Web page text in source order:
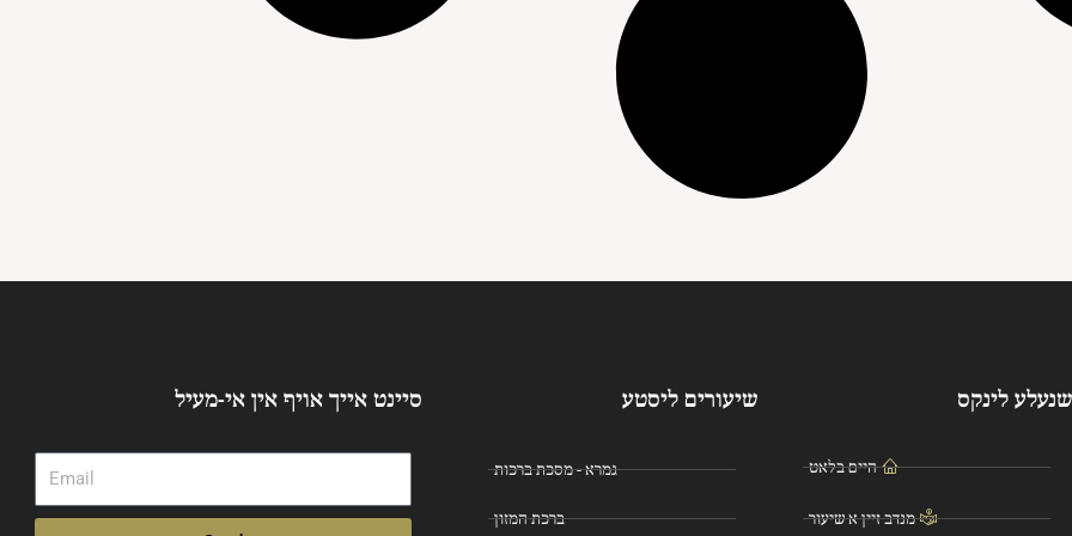
סיינט אייך אויף אין אי-מעיל
Email
שיעורים ליסטע
גמרא - מסכת ברכות
ברכת המזון
שנעלע לינקס
היים בלאט
מנדב זיין א שיעור